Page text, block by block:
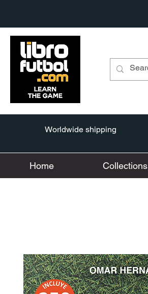
Worldwide shipping
Home Collections